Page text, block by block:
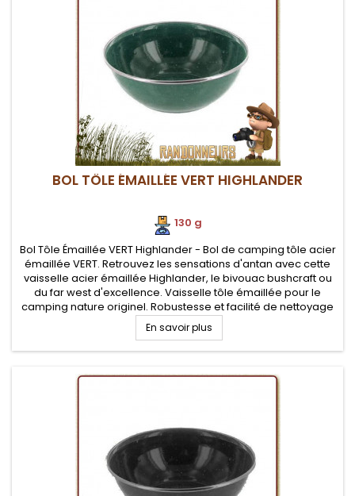
BOL TÔLE ÉMAILLÉE VERT HIGHLANDER
130 g
Bol Tôle Émaillée VERT Highlander - Bol de camping tôle acier
émaillée VERT. Retrouvez les sensations d'antan avec cette
vaisselle acier émaillée Highlander, le bivouac bushcraft ou
du far west d'excellence. Vaisselle tôle émaillée pour le
camping nature originel. Robustesse et facilité de nettoyage
En savoir plus